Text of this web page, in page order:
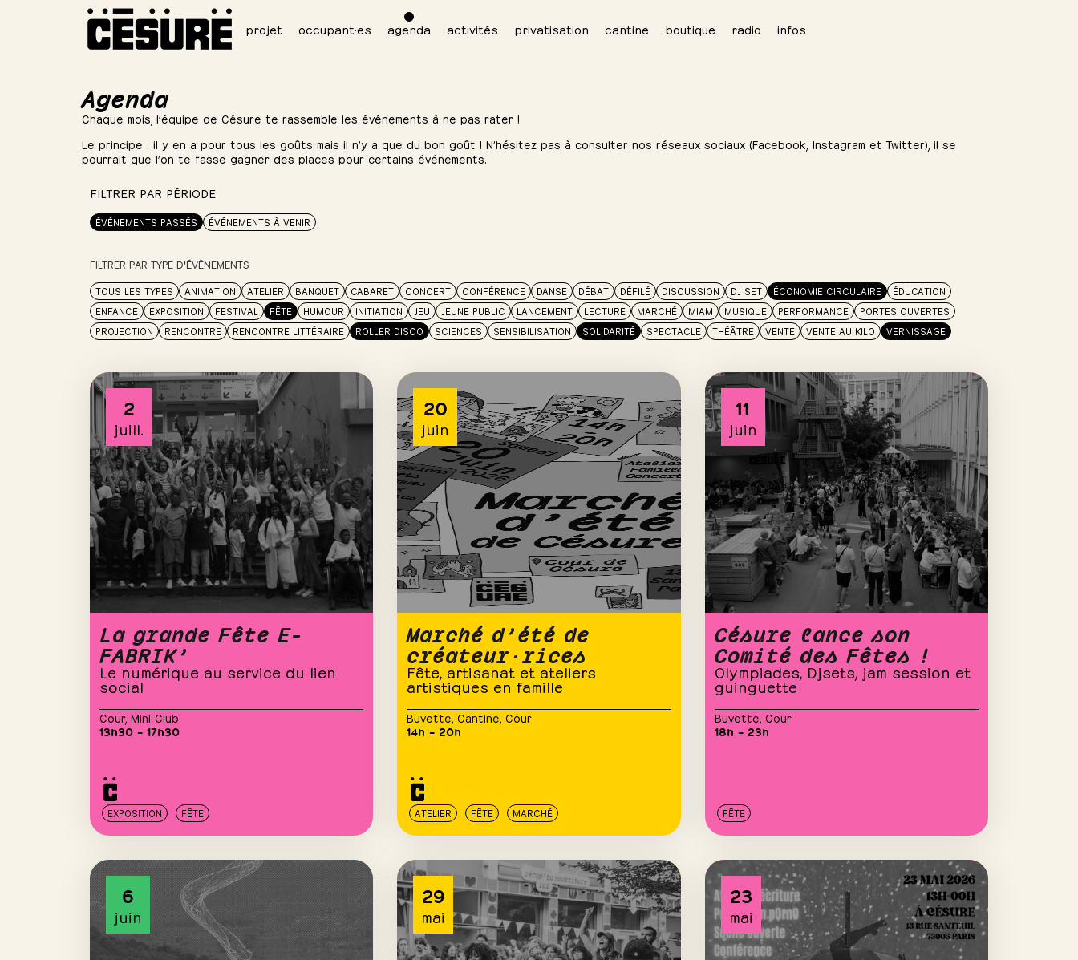
projet occupant·es agenda activités privatisation cantine boutique radio infos
Agenda
Chaque mois, l’équipe de Césure te rassemble les événements à ne pas rater !
Le principe : il y en a pour tous les goûts mais il n’y a que du bon goût ! N’hésitez pas à consulter nos réseaux sociaux (Facebook, Instagram et Twitter), il se
pourrait que l’on te fasse gagner des places pour certains événements.
FILTRER PAR PÉRIODE
ÉVÉNEMENTS PASSÉS ÉVÉNEMENTS À VENIR
FILTRER PAR TYPE D'ÉVÈNEMENTS
TOUS LES TYPES ANIMATION ATELIER BANQUET CABARET CONCERT CONFÉRENCE DANSE DÉBAT DÉFILÉ DISCUSSION DJ SET ÉCONOMIE CIRCULAIRE
ÉDUCATION
ENFANCE
EXPOSITION FESTIVAL FÊTE HUMOUR INITIATION JEU JEUNE PUBLIC LANCEMENT LECTURE MARCHÉ MIAM MUSIQUE PERFORMANCE
PORTES OUVERTES
PROJECTION
RENCONTRE RENCONTRE LITTÉRAIRE ROLLER DISCO SCIENCES SENSIBILISATION SOLIDARITÉ SPECTACLE THÉÂTRE VENTE VENTE AU KILO VERNISSAGE
2
juill.
La grande Fête E-
FABRIK’
Le numérique au service du lien
social
Cour, Mini Club
13h30 – 17h30
EXPOSITION FÊTE
20
juin
Marché d’été de
créateur·rices
Fête, artisanat et ateliers
artistiques en famille
Buvette ,Cantine ,Cour
14h – 20h
ATELIER FÊTE MARCHÉ
11
juin
Césure lance son
Comité des Fêtes !
Olympiades, Djsets, jam session et
guinguette
Buvette Cour
18h – 23h
FÊTE
6
juin
29
mai
23
mai